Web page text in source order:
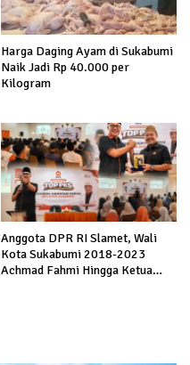
Harga Daging Ayam di Sukabumi
Naik Jadi Rp 40.000 per
Kilogram
Anggota DPR RI Slamet, Wali
Kota Sukabumi 2018-2023
Achmad Fahmi Hingga Ketua